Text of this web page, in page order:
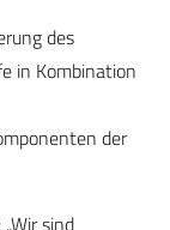
des
in Kombination
der
sind